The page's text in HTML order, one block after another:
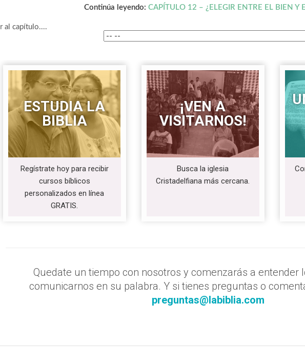
Continúa leyendo: CAPÍTULO 12 – ¿ELEGIR ENTRE EL BIEN Y
Ir al capítulo....
ESTUDIA LA
BIBLIA
Regístrate hoy para recibir
cursos bíblicos
personalizados en línea
GRATIS.
¡VEN A
VISITARNOS!
Busca la iglesia
Cristadelfiana más cercana.
Quedate un tiempo con nosotros y comenzarás a entender
comunicarnos en su palabra. Y si tienes preguntas o
preguntas@labiblia.com